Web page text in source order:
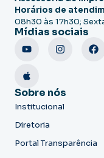
Horários de
08h30 às 17h30;
Mídias sociais
Sobre nós
Institucional
Diretoria
Portal Transparência